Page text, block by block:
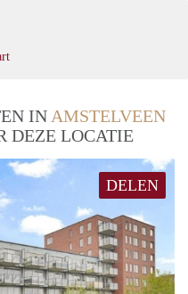
IN AMSTELVEEN
DEZE LOCATIE
DELEN